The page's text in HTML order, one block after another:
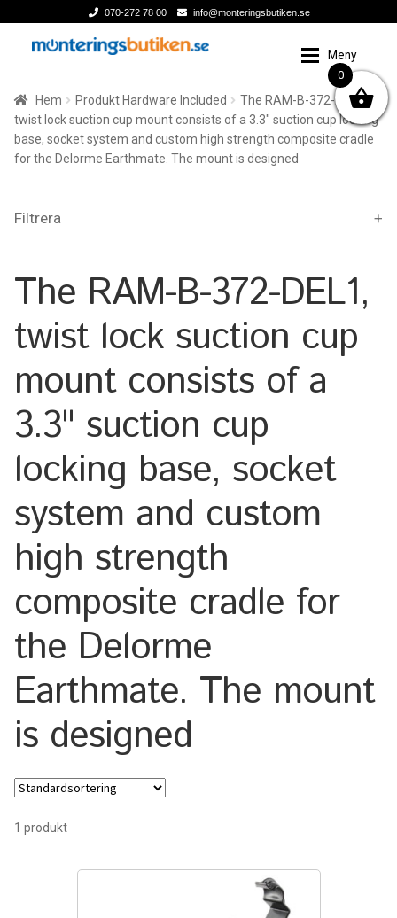
070-272 78 00 info@monteringsbutiken.se
Hoppa
navigering
Hoppa
innehåll
Meny
Hem
Enheter och tillbehör
Drink
Fishfinder
GPS
Keyboard
Laptop
Microphone
Phone
Printer
Spotlight
Tablet
MONTERINGSLÖSNING
Components
Monteringslösning Expand
För enhet/tillbehör Expand
Varumärken
Om oss
Hem Produkt Hardware Included
The RAM-B-372-DEL1,
twist lock suction cup mount consists of a 3.3" suction cup locking
base, socket system and custom high strength composite cradle
for the Delorme Earthmate. The mount is designed
The RAM-B-372-DEL1,
twist lock suction cup
mount consists of a
3.3" suction cup
locking base, socket
system and custom
high strength
composite cradle for
the Delorme
Earthmate. The mount
is designed
1 produkt
Filtrera
0